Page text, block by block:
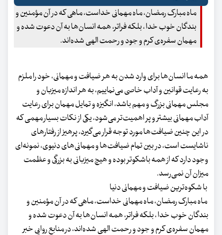
ماه مبارک رمضان، ماه مهمانی خداست، ماهی که در آن مؤمنین و
بندگان خوب خدا ، بلکه فراتر، همه انسان‌ها به آن دعوت شده و
مهمان سفره‌ی کرم و جود و رحمت الهی شده‌اند.
همه ما انسان‌ها برای وارد شدن به هر ضیافت و مهمانی، خود را ملزم
به رعایت قوانین و آداب خاصی می‌نماییم، به هر اندازه میزبان و
مجلس مهمانی بزرگ و مهم باشد، انگیزه و تمایل مهمان برای رعایت
آداب مهمانی بیشتر و پر اهمیت‌تر می‌شود، یکی از نکات بسیار مهمی که
در این چنین ضیافت‌ها مورد توجه قرار می‌گیرد، پرهیز از رفتارهای
ناشایست است، در بین تمام ضیافت‌ها و مهمانی‌های دنیوی، نمونه‌ای
وجود دارد که از همه باشکوتر بوده و هیچ میزبانی به بزرگی و عظمت
میزان آن نمی‌رسد.
با شکوه‌ترین ضیافت و مهمانی دنیا
ماه مبارک رمضان، ماه مهمانی خداست، ماهی که در آن مؤمنین و
بندگان خوب خدا ، بلکه فراتر، همه انسان‌ها به آن دعوت شده و
مهمان سفره‌ی کرم و جود و رحمت الهی شده‌اند، در منابع روایی خبر